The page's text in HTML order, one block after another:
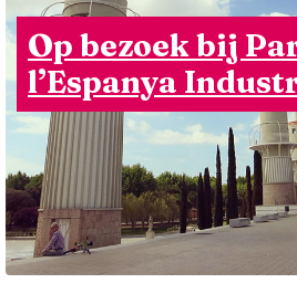
Op bezoek bij
l’Espanya